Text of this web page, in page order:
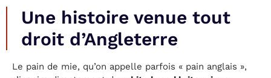
Une histoire venue tout
droit d’Angleterre
Le pain de mie, qu’on appelle parfois « pain anglais »,